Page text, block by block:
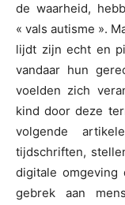
de waarheid,
« vals autisme ».
lijdt zijn echt en
vandaar hun
voelden zich
kind door deze
volgende
tijdschriften,
digitale
gebrek aan